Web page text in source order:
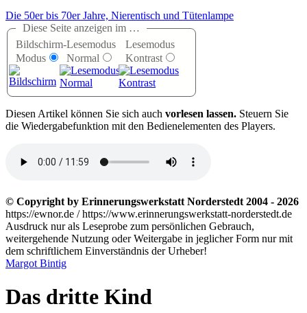
Die 50er bis 70er Jahre, Nierentisch und Tütenlampe
Diese Seite anzeigen im …
Bildschirm-
Modus
Lesemodus
Normal
Lesemodus
Kontrast
Diesen Artikel können Sie sich auch vorlesen lassen. Steuern Sie
die Wiedergabefunktion mit den Bedienelementen des Players.
© Copyright by Erinnerungswerkstatt Norderstedt 2004 - 2026
https://ewnor.de / https://www.erinnerungswerkstatt-norderstedt.de
Ausdruck nur als Leseprobe zum persönlichen Gebrauch,
weitergehende Nutzung oder Weitergabe in jeglicher Form nur mit
dem schriftlichem Einverständnis der Urheber!
Margot Bintig
Das dritte Kind